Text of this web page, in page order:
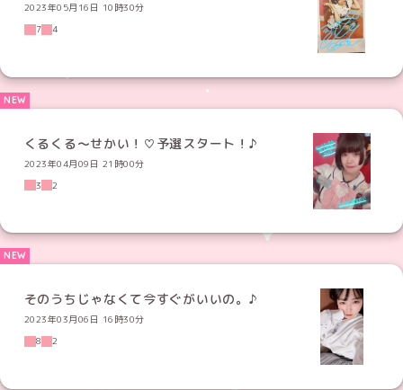
2023年05月16日 10時30分
7
4
くるくる〜せかい！♡予選スタート！♪
2023年04月09日 21時00分
3
2
そのうちじゃなくて今すぐがいいの。♪
2023年03月06日 16時30分
8
2